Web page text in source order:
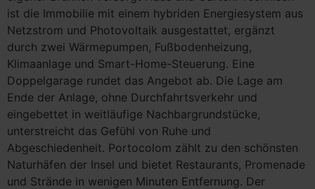
ist die Immobilie mit einem hybriden Energiesystem aus
Netzstrom und Photovoltaik ausgestattet, ergänzt
durch zwei Wärmepumpen, Fußbodenheizung,
Klimaanlage und Smart-Home-Steuerung. Eine
Doppelgarage rundet das Angebot ab. Die Lage am
Ende der Anlage, ohne Durchfahrtsverkehr und
eingebettet in weitläufige Nachbargrundstücke,
unterstreicht das Gefühl von Ruhe und
Abgeschiedenheit. Portocolom zählt zu den schönsten
Naturhäfen der Insel und bietet Restaurants, Promenade
und Strände in wenigen Minuten Entfernung. Der